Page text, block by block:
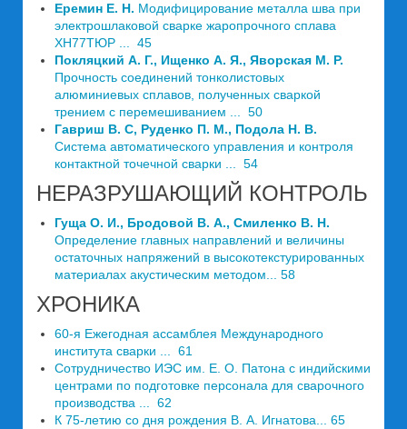
Еремин Е. Н. Модифицирование металла шва при
электрошлаковой сварке жаропрочного сплава
ХН77ТЮР ... 45
Покляцкий А. Г., Ищенко А. Я., Яворская М. Р.
Прочность соединений тонколистовых
алюминиевых сплавов, полученных сваркой
трением с перемешиванием ... 50
Гавриш В. С, Руденко П. М., Подола Н. В.
Система автоматического управления и контроля
контактной точечной сварки ... 54
НЕРАЗРУШАЮЩИЙ КОНТРОЛЬ
Гуща О. И., Бродовой В. А., Смиленко В. Н.
Определение главных направлений и величины
остаточных напряжений в высокотекстурированных
материалах акустическим методом... 58
ХРОНИКА
60-я Ежегодная ассамблея Международного
института сварки ... 61
Сотрудничество ИЭС им. Е. О. Патона с индийскими
центрами по подготовке персонала для сварочного
производства ... 62
К 75-летию со дня рождения В. А. Игнатова... 65